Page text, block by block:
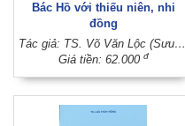
Bác Hồ với thiếu niên, nhi
đồng
Tác giả: TS. Võ Văn Lộc (Sưu tầm, biên soạn)
Giá tiền: 62.000 đ